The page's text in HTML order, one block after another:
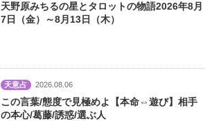
天野原みちるの星とタロットの物語2026年8月
7日（金）～8月13日（木）
天意占 2026.08.06
この言葉/態度で見極めよ【本命⇔遊び】相手
の本心/葛藤/誘惑/選ぶ人